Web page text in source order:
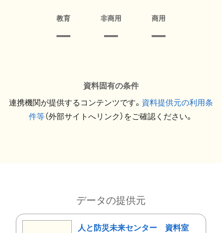
教育 非商用 商用
資料固有の条件
連携機関が提供するコンテンツです。 資料提供元の利用条
件等（外部サイトへリンク）をご確認ください。
データの提供元
人と防災未来センター 資料室